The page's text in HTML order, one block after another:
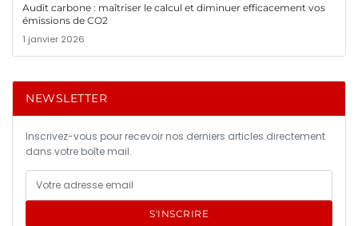
Audit carbone : maîtriser le calcul et diminuer efficacement vos
émissions de CO2
1 janvier 2026
NEWSLETTER
Inscrivez-vous pour recevoir nos derniers articles directement
dans votre boîte mail.
S'INSCRIRE